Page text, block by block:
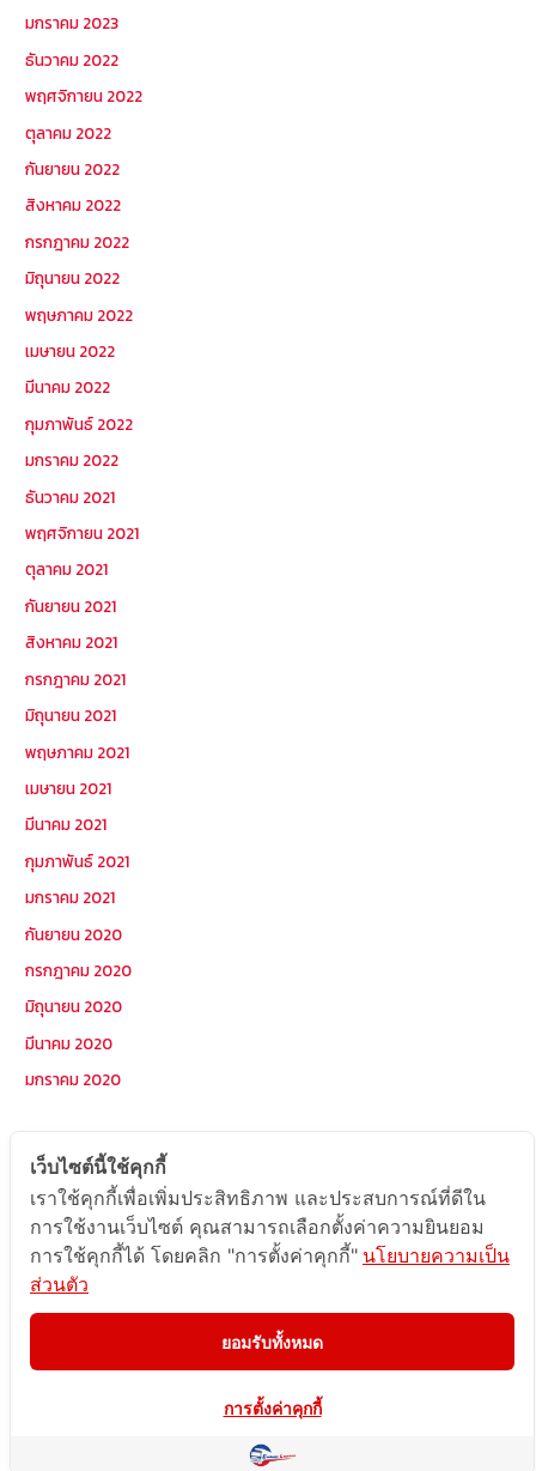
มกราคม 2023
ธันวาคม 2022
พฤศจิกายน 2022
ตุลาคม 2022
กันยายน 2022
สิงหาคม 2022
กรกฎาคม 2022
มิถุนายน 2022
พฤษภาคม 2022
เมษายน 2022
มีนาคม 2022
กุมภาพันธ์ 2022
มกราคม 2022
ธันวาคม 2021
พฤศจิกายน 2021
ตุลาคม 2021
กันยายน 2021
สิงหาคม 2021
กรกฎาคม 2021
มิถุนายน 2021
พฤษภาคม 2021
เมษายน 2021
มีนาคม 2021
กุมภาพันธ์ 2021
มกราคม 2021
กันยายน 2020
กรกฎาคม 2020
มิถุนายน 2020
มีนาคม 2020
มกราคม 2020
หมวดหมู่
Postcode
TOPKEYWORD
บริการรับส่งสินค้าไปกัมพูชา
ผลงานส่งสินค้าไปกัมพูชา
ส่งสินค้ากัมพูชา1Uncategorized
เว็บไซต์นี้ใช้คุกกี้
เราใช้คุกกี้เพื่อเพิ่มประสิทธิภาพ และประสบการณ์ที่ดีใน
การใช้งานเว็บไซต์ คุณสามารถเลือกตั้งค่าความยินยอม
การใช้คุกกี้ได้ โดยคลิก "การตั้งค่าคุกกี้" นโยบายความเป็น
ส่วนตัว
ยอมรับทั้งหมด
การตั้งค่าคุกกี้